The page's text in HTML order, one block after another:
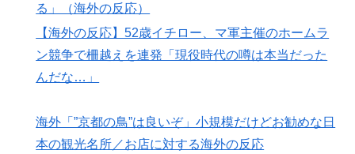
る」（海外の反応）
【海外の反応】52歳イチロー、マ軍主催のホームラ
ン競争で柵越えを連発「現役時代の噂は本当だった
んだな…」
海外「”京都の鳥”は良いぞ」小規模だけどお勧めな日
本の観光名所／お店に対する海外の反応